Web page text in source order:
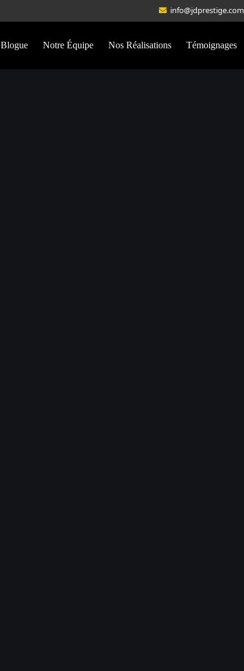
info@jdprestige.com
Blogue Notre Équipe Nos Réalisations Témoignages